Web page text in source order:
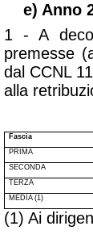
e) Anno
1 - A
premesse
dal CCNL
alla
Fascia
PRIMA
SECONDA
TERZA
MEDIA (1)
(1) Ai